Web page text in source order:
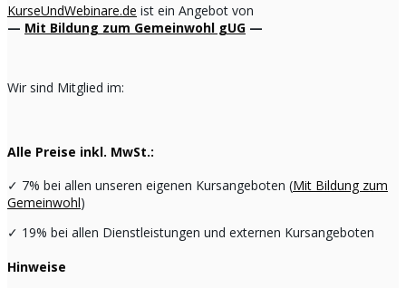
KurseUndWebinare.de ist ein Angebot von
— Mit Bildung zum Gemeinwohl gUG —
Wir sind Mitglied im:
Alle Preise inkl. MwSt.:
✓ 7% bei allen unseren eigenen Kursangeboten (Mit Bildung zum
Gemeinwohl)
✓ 19% bei allen Dienstleistungen und externen Kursangeboten
Hinweise